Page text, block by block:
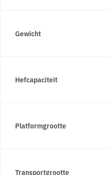
Gewicht
Hefcapaciteit
Platformgrootte
Transportgrootte